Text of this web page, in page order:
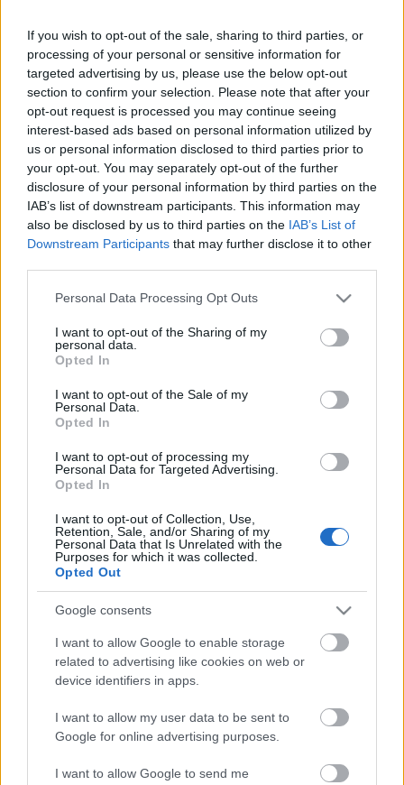
If you wish to opt-out of the sale, sharing to third parties, or
processing of your personal or sensitive information for
targeted advertising by us, please use the below opt-out
section to confirm your selection. Please note that after your
opt-out request is processed you may continue seeing
interest-based ads based on personal information utilized by
us or personal information disclosed to third parties prior to
your opt-out. You may separately opt-out of the further
disclosure of your personal information by third parties on the
IAB’s list of downstream participants. This information may
also be disclosed by us to third parties on the IAB’s List of
Downstream Participants that may further disclose it to other
Please note that this website/app uses one or more Google
not limited to your visit or usage behaviour. You may click to
grant or deny consent to Google and its third-party tags to
use your data for below specified purposes in below Google
consent section.
Personal Data Processing Opt Outs
I want to opt-out of the Sharing of my
personal data.
Opted In
I want to opt-out of the Sale of my
Personal Data.
Opted In
I want to opt-out of processing my
Personal Data for Targeted Advertising.
Opted In
I want to opt-out of Collection, Use,
Retention, Sale, and/or Sharing of my
Personal Data that Is Unrelated with the
Purposes for which it was collected.
Opted Out
Google consents
I want to allow Google to enable storage
related to advertising like cookies on web or
device identifiers in apps.
I want to allow my user data to be sent to
Google for online advertising purposes.
I want to allow Google to send me
Amit a Játékszín nyújt:
- versenyképes fizetés
- jó társaság
- az érzés, hogy a színház és előadásaink része vagy
Jelentkezés: fényképes önéletrajzzal Andróczi
Attilánál aza.androczi@gmail.com e-mail címen
szeptember 1-ig.
Címkék: állás Játékszín
Ajánlott bejegyzések:
Indul az e-Trafó online programsorozat
Meghalt Böröndi Tamás